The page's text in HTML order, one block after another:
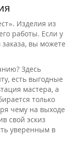
Изделия из
работы. Если у
вы можете
Здесь
есть выгодные
мастера, а
только
чему на выходе
свой эскиз
уверенным в